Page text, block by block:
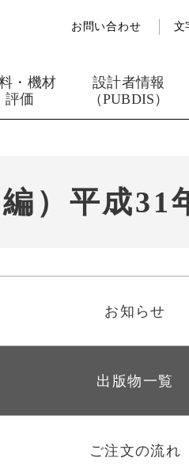
お問い合わせ 文
・機材
評価
設計者情報
（PUBDIS）
）平成31
お知らせ
出版物一覧
ご注文の流れ